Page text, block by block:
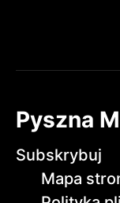
Pyszna
Subskrybuj
Mapa